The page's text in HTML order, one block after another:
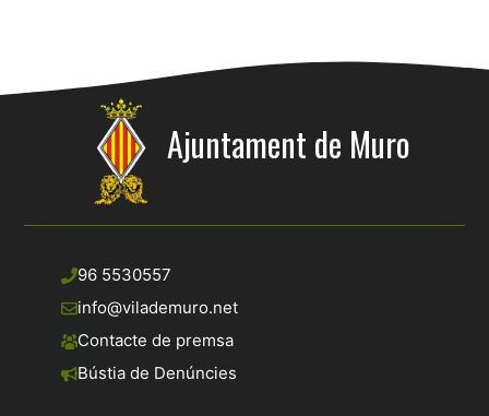
Ajuntament de Muro
96 5530557
info@vilademuro.net
Contacte de premsa
Bústia de Denúncies